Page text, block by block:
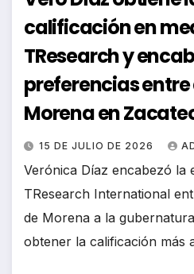
calificación en
TResearch y
preferencias
Morena en
15 DE JULIO DE 2026
Verónica Díaz encabezó la
TResearch International
de Morena a la
obtener la calificación más